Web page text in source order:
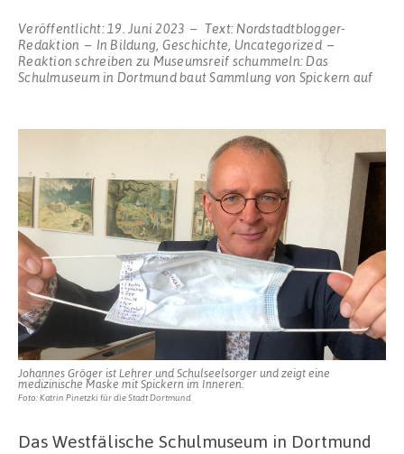
Veröffentlicht: 19. Juni 2023 Text: Nordstadtblogger-
Redaktion
In Bildung, Geschichte, Uncategorized
Reaktion schreiben zu Museumsreif schummeln: Das
Schulmuseum in Dortmund baut Sammlung von Spickern auf
Johannes Gröger ist Lehrer und Schulseelsorger und zeigt eine
medizinische Maske mit Spickern im Inneren.
Foto: Katrin Pinetzki für die Stadt Dortmund
Das Westfälische Schulmuseum in Dortmund